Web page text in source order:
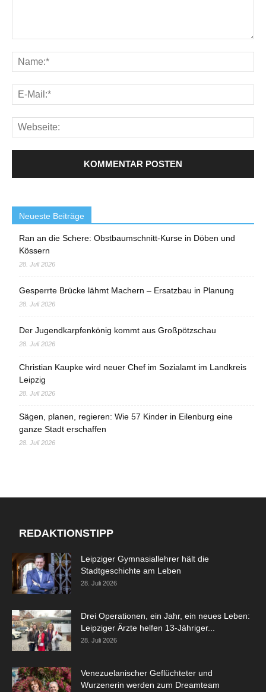
Neueste Beiträge
Ran an die Schere: Obstbaumschnitt-Kurse in Döben und
Kössern
28. Juli 2026
Gesperrte Brücke lähmt Machern – Ersatzbau in Planung
28. Juli 2026
Der Jugendkarpfenkönig kommt aus Großpötzschau
28. Juli 2026
Christian Kaupke wird neuer Chef im Sozialamt im Landkreis
Leipzig
28. Juli 2026
Sägen, planen, regieren: Wie 57 Kinder in Eilenburg eine
ganze Stadt erschaffen
28. Juli 2026
REDAKTIONSTIPP
Leipziger Gymnasiallehrer hält die
Stadtgeschichte am Leben
28. Juli 2026
Drei Operationen, ein Jahr, ein neues Leben:
Leipziger Ärzte helfen 13-Jähriger...
28. Juli 2026
Venezuelanischer Geflüchteter und
Wurzenerin werden zum Dreamteam